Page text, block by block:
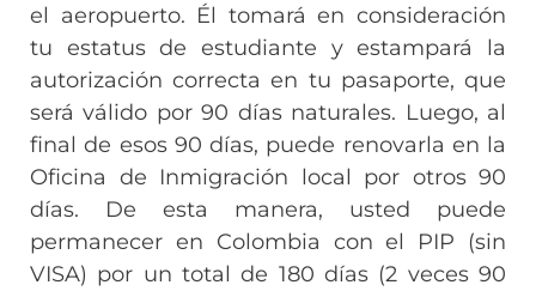
el aeropuerto. Él tomará en consideración
tu estatus de estudiante y estampará la
autorización correcta en tu pasaporte, que
será válido por 90 días naturales. Luego, al
final de esos 90 días, puede renovarla en la
Oficina de Inmigración local por otros 90
días. De esta manera, usted puede
permanecer en Colombia con el PIP (sin
VISA) por un total de 180 días (2 veces 90